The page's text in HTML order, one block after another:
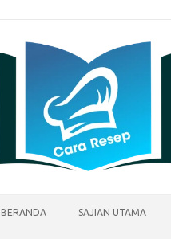
BERANDA SAJIAN UTAMA